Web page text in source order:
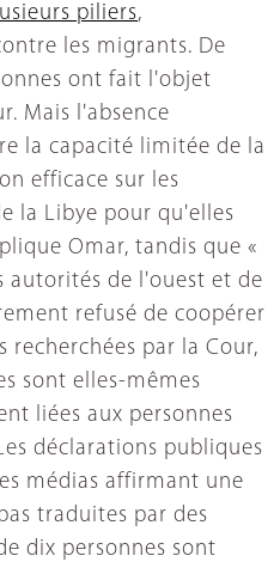
piliers,
les migrants. De
ont fait l'objet
Mais l'absence
la capacité limitée de la
efficace sur les
la Libye pour qu'elles
Omar, tandis que «
autorités de l'ouest et de
refusé de coopérer
recherchées par la Cour,
sont elles-mêmes
liées aux personnes
déclarations publiques
médias affirmant une
traduites par des
dix personnes sont